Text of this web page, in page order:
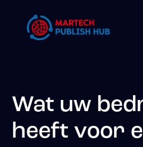
Wat uw
heeft voor